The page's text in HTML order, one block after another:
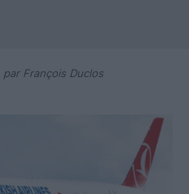
par François Duclos